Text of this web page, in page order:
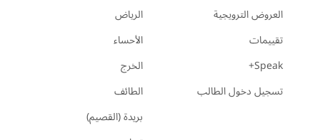
العروض الترويجية
تقييمات
Speak+
تسجيل دخول الطالب
الرياض
الأحساء
الخرج
الطائف
بريدة (القصيم)